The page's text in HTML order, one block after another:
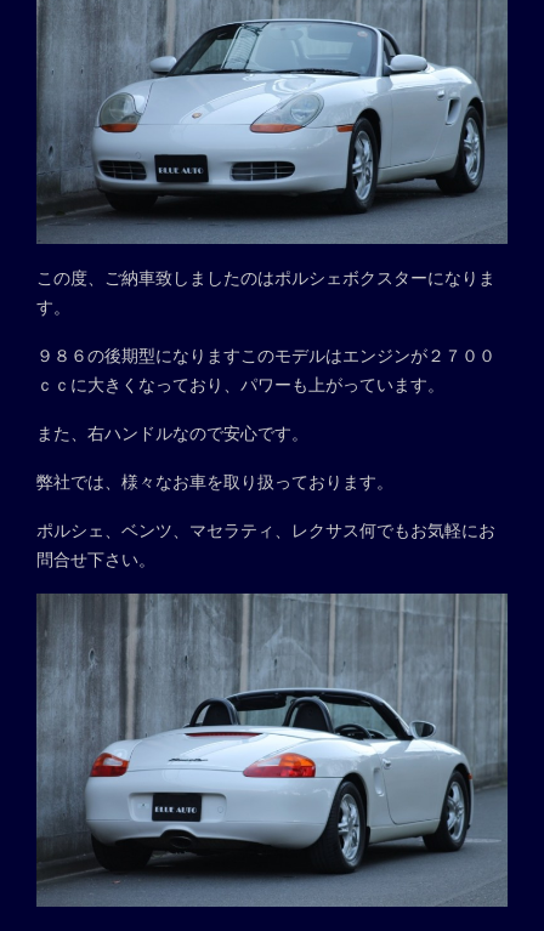
この度、ご納車致しましたのはポルシェボクスターになりま
す。
９８６の後期型になりますこのモデルはエンジンが２７００
ｃｃに大きくなっており、パワーも上がっています。
また、右ハンドルなので安心です。
弊社では、様々なお車を取り扱っております。
ポルシェ、ベンツ、マセラティ、レクサス何でもお気軽にお
問合せ下さい。